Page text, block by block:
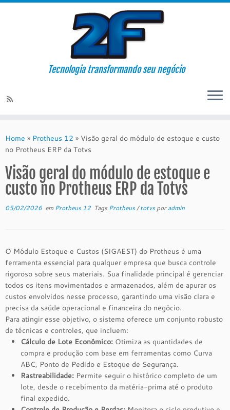
content
Tecnologia transformando seu negócio
Home » Protheus 12 » Visão geral do módulo de estoque e custo
no Protheus ERP da Totvs
Visão geral do módulo de estoque e
custo no Protheus ERP da Totvs
05/02/2026 em Protheus 12 Tags Protheus/totvsporadmin
O Módulo Estoque e Custos (SIGAEST) do Protheus é uma
ferramenta essencial para qualquer empresa que busca controle
rigoroso sobre seus materiais. Sua finalidade principal é gerenciar
todos os itens movimentados e armazenados, além de apurar os
custos envolvidos nesse processo, garantindo uma visão clara e
precisa da saúde operacional e financeira do negócio.
Para atingir esse objetivo, o sistema oferece um conjunto robusto
de técnicas e controles, que incluem:
Cálculo de Lote Econômico: Otimiza as quantidades de
compra e produção com base em ferramentas como Curva
ABC, Ponto de Pedido e Estoque de Segurança.
Rastreabilidade: Permite seguir o histórico completo de um
lote, desde o recebimento da matéria-prima até o produto
final expedido.